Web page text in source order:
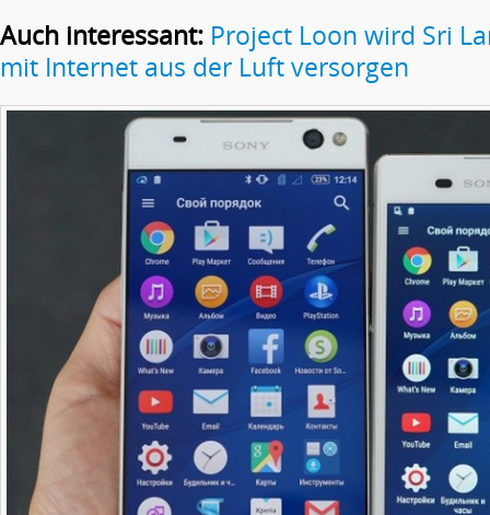
Auch interessant: Project Loon wird Sri
mit Internet aus der Luft versorgen